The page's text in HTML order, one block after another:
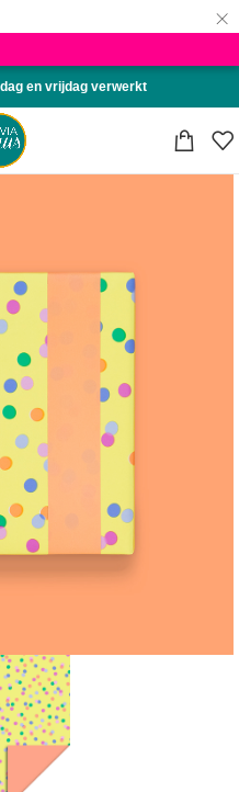
×
en vrijdag verwerkt